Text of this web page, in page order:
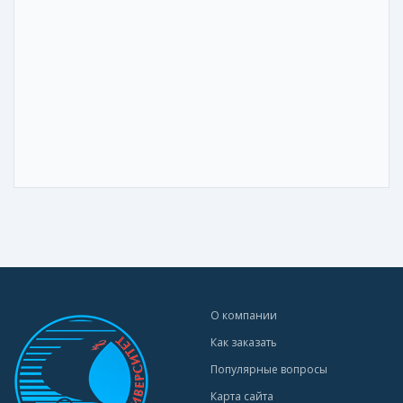
О компании
Как заказать
Популярные вопросы
Карта сайта